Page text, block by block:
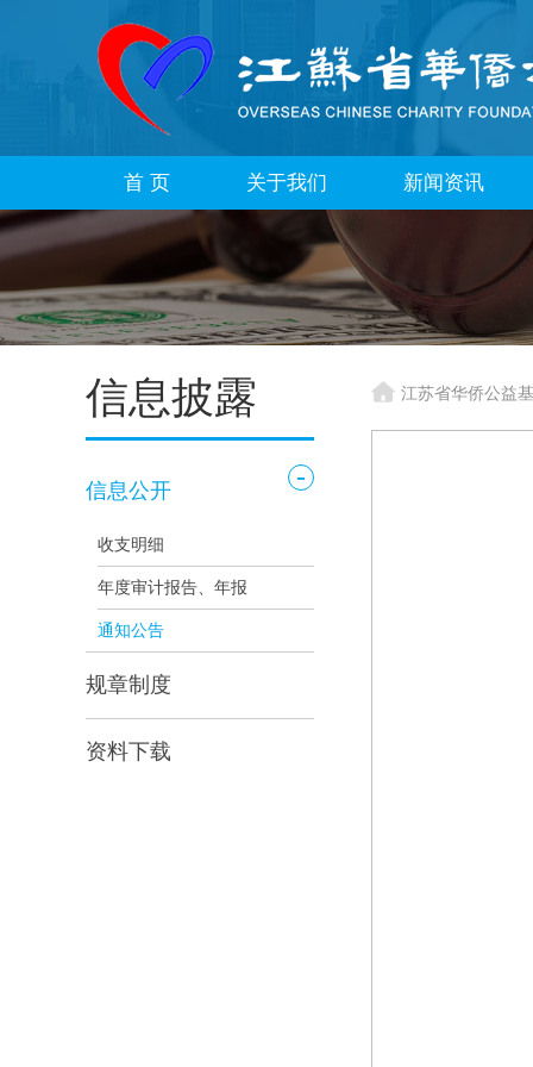
首 页 关于我们 新闻资讯
信息披露
信息公开
-
收支明细
年度审计报告、年报
通知公告
规章制度
资料下载
江苏省华侨公益